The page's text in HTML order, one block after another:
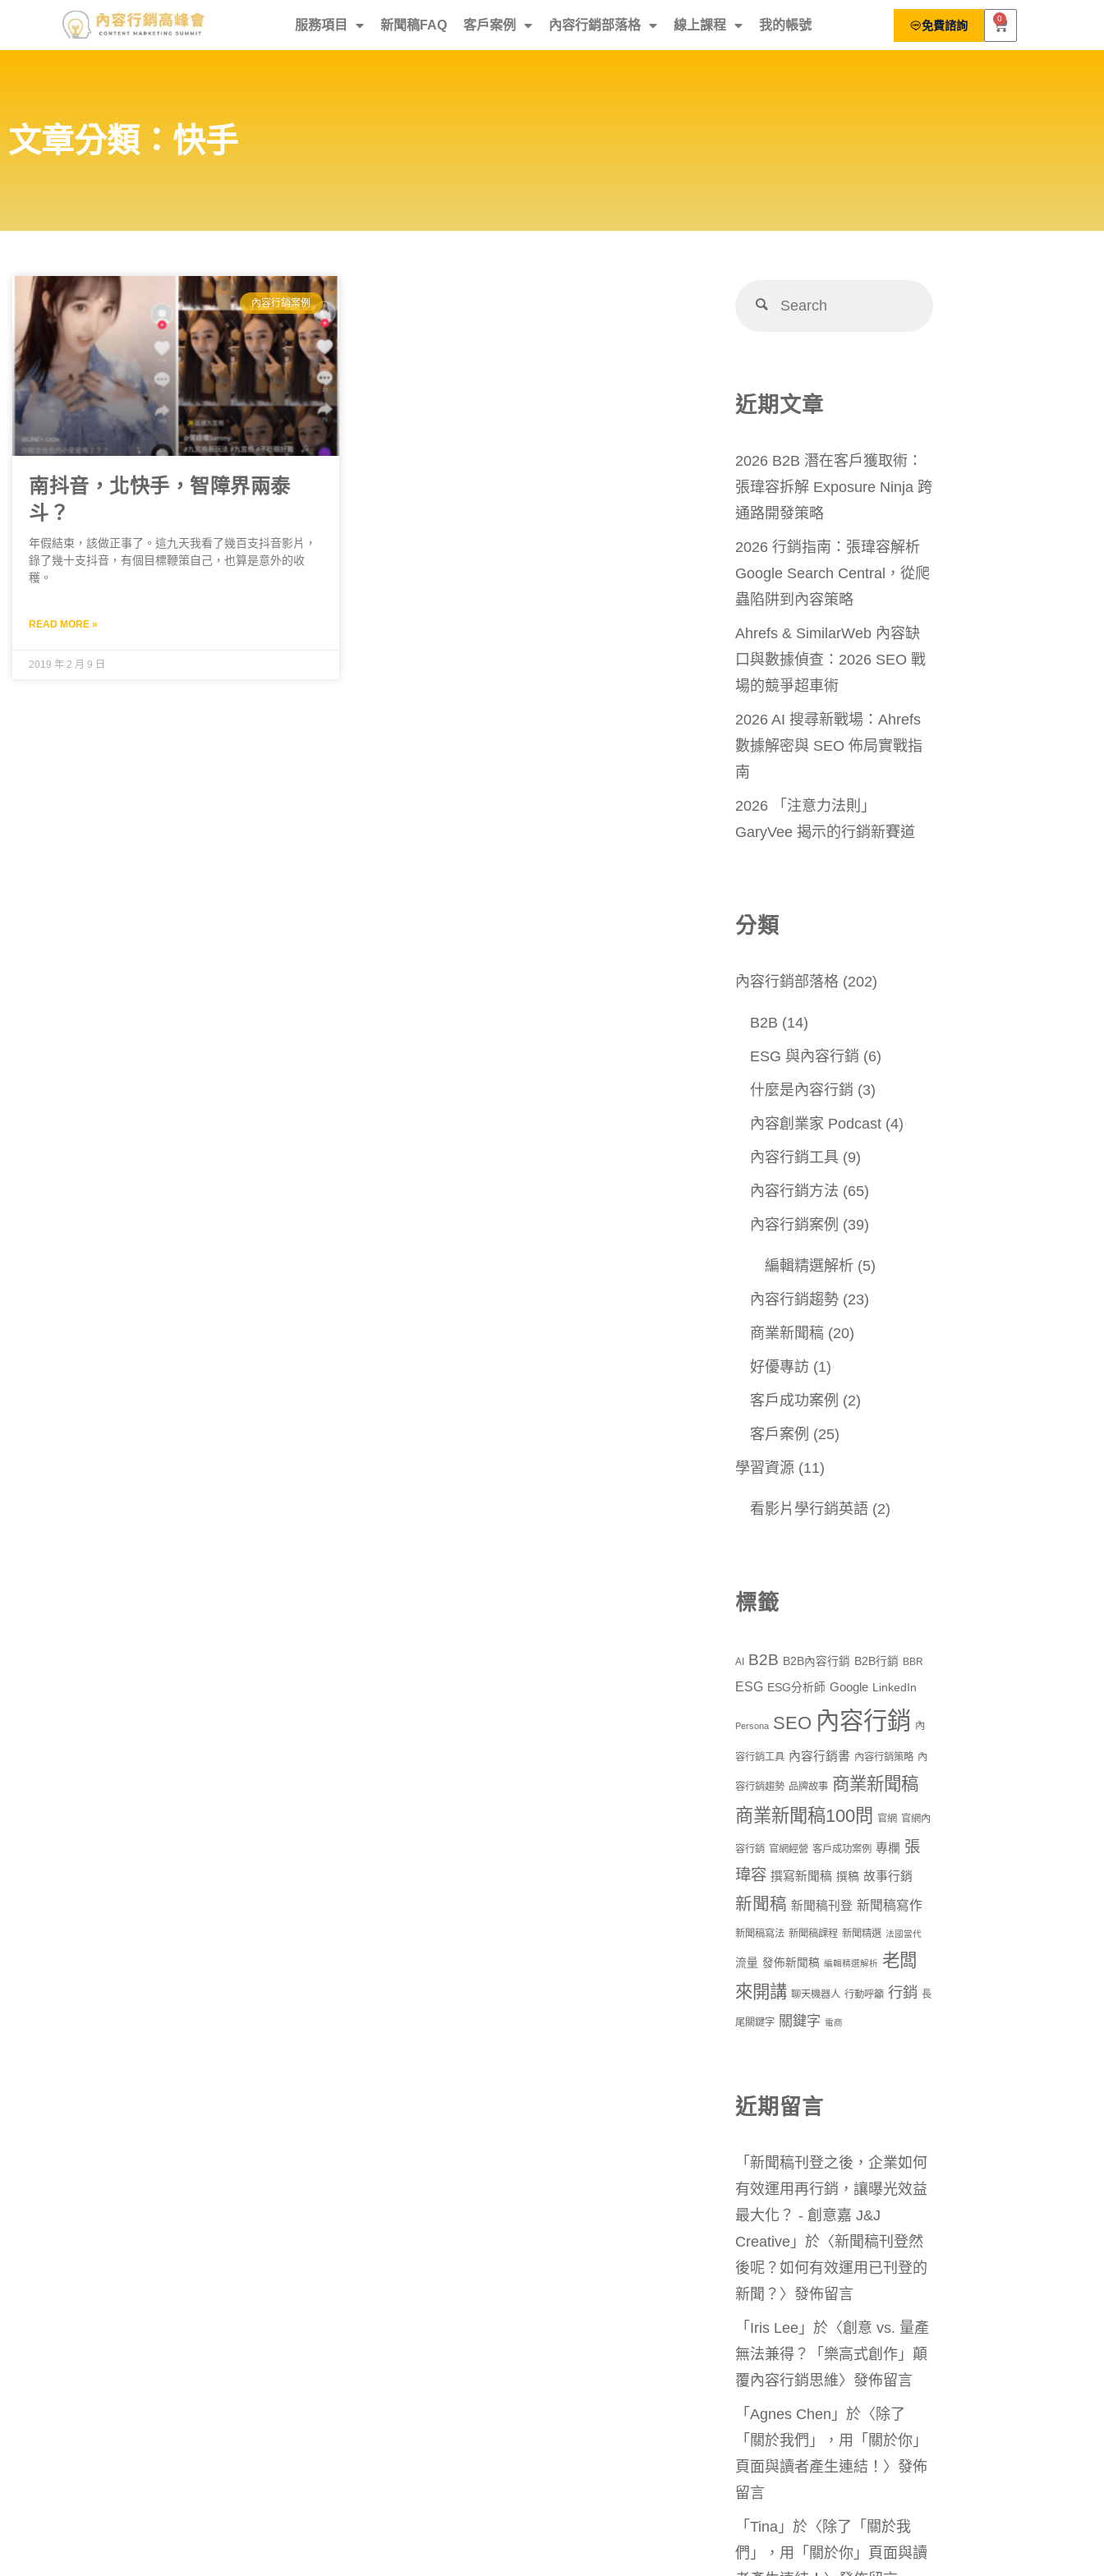
服務項目 新聞稿FAQ 客戶案例 內容行銷部落格 線上課程 我的帳號 免費諮詢
0
文章分類：快手
內容行銷案例
南抖音，北快手，智障界兩泰
斗？
年假結束，該做正事了。這九天我看了幾百支抖音影片，
錄了幾十支抖音，有個目標鞭策自己，也算是意外的收
穫。
READ MORE »
2019 年 2 月 9 日
近期文章
2026 B2B 潛在客戶獲取術：
張瑋容拆解 Exposure Ninja 跨
通路開發策略
2026 行銷指南：張瑋容解析
Google Search Central，從爬
蟲陷阱到內容策略
Ahrefs & SimilarWeb 內容缺
口與數據偵查：2026 SEO 戰
場的競爭超車術
2026 AI 搜尋新戰場：Ahrefs
數據解密與 SEO 佈局實戰指
南
2026 「注意力法則」
GaryVee 揭示的行銷新賽道
分類
內容行銷部落格 (202)
B2B (14)
ESG 與內容行銷 (6)
什麼是內容行銷 (3)
內容創業家 Podcast (4)
內容行銷工具 (9)
內容行銷方法 (65)
內容行銷案例 (39)
編輯精選解析 (5)
內容行銷趨勢 (23)
商業新聞稿 (20)
好優專訪 (1)
客戶成功案例 (2)
客戶案例 (25)
學習資源 (11)
看影片學行銷英語 (2)
標籤
AI B2B B2B內容行銷 B2B行銷 BBR
ESG ESG分析師 Google LinkedIn
Persona SEO 內容行銷 內
容行銷工具 內容行銷書 內容行銷策略 內
容行銷趨勢 品牌故事 商業新聞稿
商業新聞稿100問 官網 官網內
容行銷 官網經營 客戶成功案例 專欄 張
瑋容 撰寫新聞稿 撰稿 故事行銷
新聞稿 新聞稿刊登 新聞稿寫作
新聞稿寫法 新聞稿課程 新聞精選 法國當代
流量 發佈新聞稿 編輯精選解析 老闆
來開講 聊天機器人 行動呼籲 行銷 長
尾關鍵字 關鍵字 電商
近期留言
「 新聞稿刊登之後，企業如何
有效運用再行銷，讓曝光效益
最大化？ - 創意嘉 J&J
Creative 」於〈新聞稿刊登然
後呢？如何有效運用已刊登的
新聞？ 〉發佈留言
「 Iris Lee 」於〈創意 vs. 量產
無法兼得？「樂高式創作」顛
覆內容行銷思維〉發佈留言
「 Agnes Chen 」於〈 除了
「關於我們」，用「關於你」
頁面與讀者產生連結！ 〉發佈
留言
「 Tina 」於〈 除了「關於我
們」，用「關於你」頁面與讀